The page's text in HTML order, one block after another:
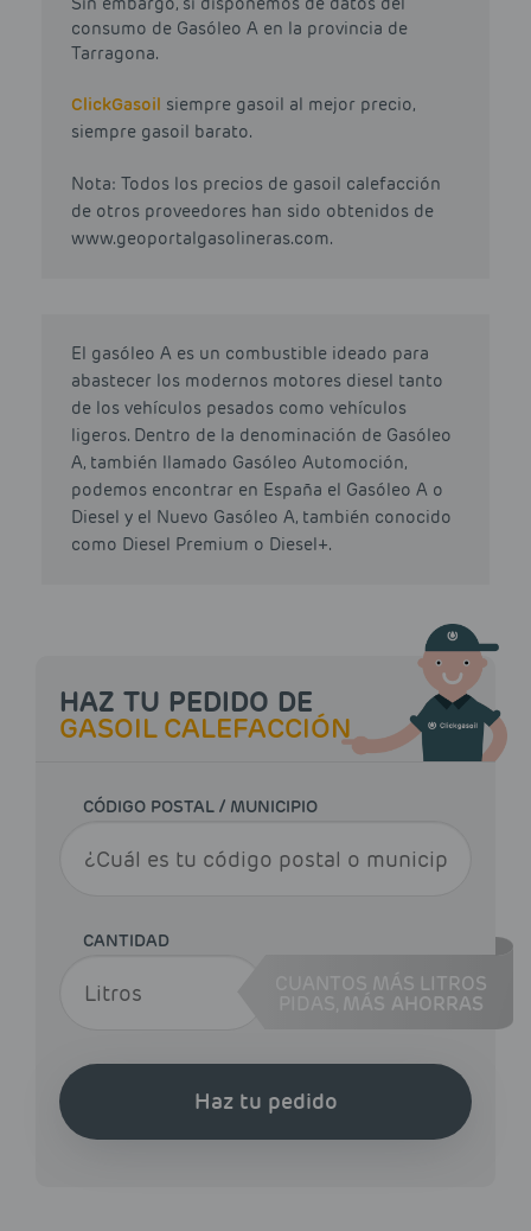
consumo de Gasóleo A en la provincia de
Tarragona.
ClickGasoil siempre gasoil al mejor precio,
siempre gasoil barato.
Nota: Todos los precios de gasoil calefacción
de otros proveedores han sido obtenidos de
www.geoportalgasolineras.com.
El gasóleo A es un combustible ideado para
abastecer los modernos motores diesel tanto
de los vehículos pesados como vehículos
ligeros. Dentro de la denominación de Gasóleo
A, también llamado Gasóleo Automoción,
podemos encontrar en España el Gasóleo A o
Diesel y el Nuevo Gasóleo A, también conocido
como Diesel Premium o Diesel+.
HAZ TU PEDIDO DE
GASOIL CALEFACCIÓN
CÓDIGO POSTAL / MUNICIPIO
CANTIDAD
CUANTOS MÁS LITROS
MÁS AHORRAS
Haz tu pedido